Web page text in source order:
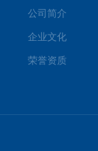
公司简介
企业文化
荣誉资质